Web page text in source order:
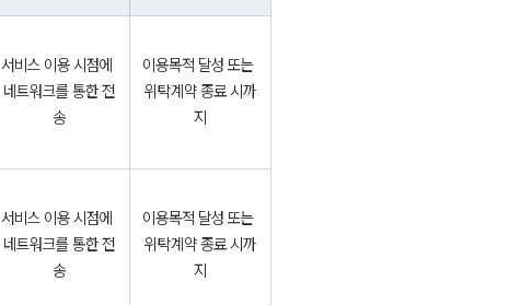
서비스 이용 시점에
네트워크를 통한 전
송
이용목적 달성 또는
위탁계약 종료 시까
지
서비스 이용 시점에
네트워크를 통한 전
송
이용목적 달성 또는
위탁계약 종료 시까
지